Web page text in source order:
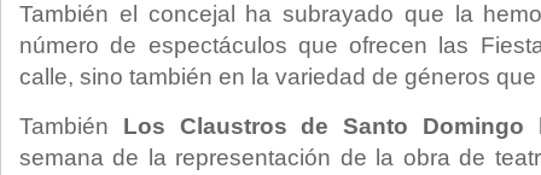
También el concejal ha subrayado que la
número de espectáculos que ofrecen las
calle, sino también en la variedad de géneros
También Los Claustros de Santo Domingo
semana de la representación de la obra de